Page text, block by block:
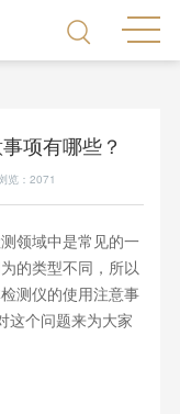
项有哪些？
： 2071
领域中是常见的一
的类型不同，所以
测仪的使用注意事
这个问题来为大家